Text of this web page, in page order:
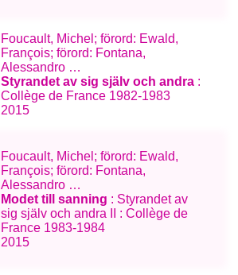
Foucault, Michel; förord: Ewald,
François; förord: Fontana,
Alessandro …
Styrandet av sig själv och andra :
Collège de France 1982-1983
2015
Foucault, Michel; förord: Ewald,
François; förord: Fontana,
Alessandro …
Modet till sanning : Styrandet av
sig själv och andra II : Collège de
France 1983-1984
2015